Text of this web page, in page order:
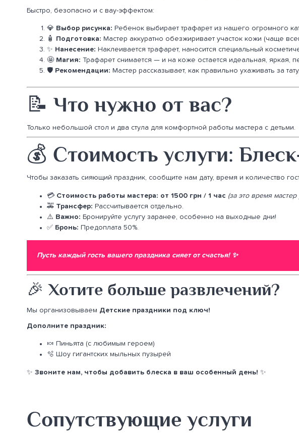
Сопутствующие услуги
Быстро, безопасно и с вау-эффектом:
💎 Выбор рисунка: Ребенок выбирает трафарет из нашего огромного
🧴 Подготовка: Мастер аккуратно обезжиривает участок кожи (чаще
✨ Нанесение: Наклеивается трафарет, наносится специальный
🤩 Магия: Трафарет снимается — и на коже остается идеальная, яркая,
🛡️ Рекомендации: Мастер рассказывает, как правильно ухаживать за
📝 Что нужно от вас?
Только небольшой стол и два стула для комфортной работы мастера с детьми.
💰 Стоимость услуги:
Чтобы заказать сияющий праздник, сообщите нам дату, время и количество
💳 Стоимость работы мастера: от 1500 грн / 1 час (за это время мастер
🚕 Трансфер: Рассчитывается отдельно.
⚠️ Важно: Бронируйте услугу заранее, особенно на выходные дни!
✅ Бронь: Предоплата 50%.
Пусть каждый гость вашего праздника сияет от счастья!✨
🎉 Хотите больше развлечений?
Мы организовываем Детские праздники под ключ!
Дополните праздник:
🍬 Пиньята (с любимым героем)
🫧 Шоу гигантских мыльных пузырей
✨ Звоните нам, чтобы добавить блеска в ваш особенный день! ✨